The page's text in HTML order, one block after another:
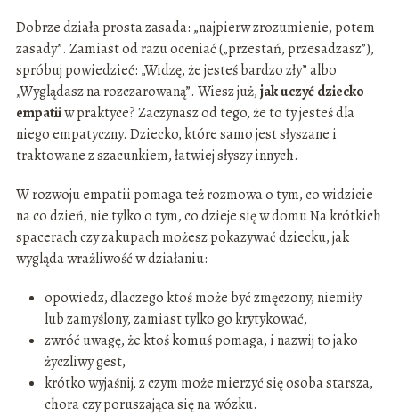
Dobrze działa prosta zasada: „najpierw zrozumienie, potem
zasady”. Zamiast od razu oceniać („przestań, przesadzasz”),
spróbuj powiedzieć: „Widzę, że jesteś bardzo zły” albo
„Wyglądasz na rozczarowaną”. Wiesz już,jak uczyć dziecko
empatiiw praktyce? Zaczynasz od tego, że to ty jesteś dla
niego empatyczny. Dziecko, które samo jest słyszane i
traktowane z szacunkiem, łatwiej słyszy innych.
W rozwoju empatii pomaga też rozmowa o tym, co widzicie
na co dzień, nie tylko o tym, co dzieje się w domu Na krótkich
spacerach czy zakupach możesz pokazywać dziecku, jak
wygląda wrażliwość w działaniu:
opowiedz, dlaczego ktoś może być zmęczony, niemiły
lub zamyślony, zamiast tylko go krytykować,
zwróć uwagę, że ktoś komuś pomaga, i nazwij to jako
życzliwy gest,
krótko wyjaśnij, z czym może mierzyć się osoba starsza,
chora czy poruszająca się na wózku.